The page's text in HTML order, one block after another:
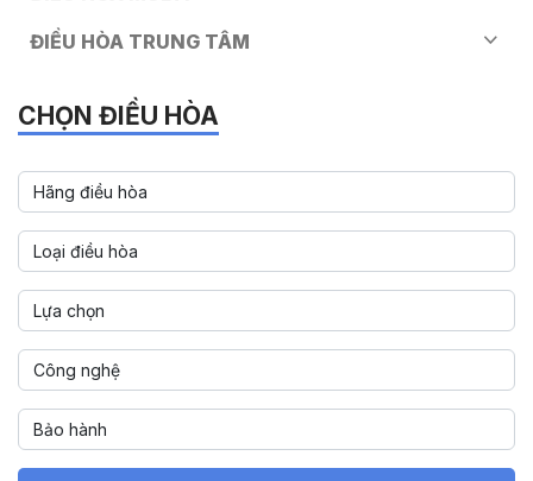
ĐIỀU HÒA TRUNG TÂM
CHỌN ĐIỀU HÒA